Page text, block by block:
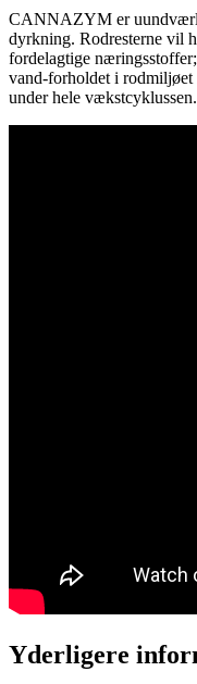
CANNAZYM er
dyrkning. Rodresterne vil
fordelagtige
vand-forholdet i
under hele vækstcyklussen.
Yderligere